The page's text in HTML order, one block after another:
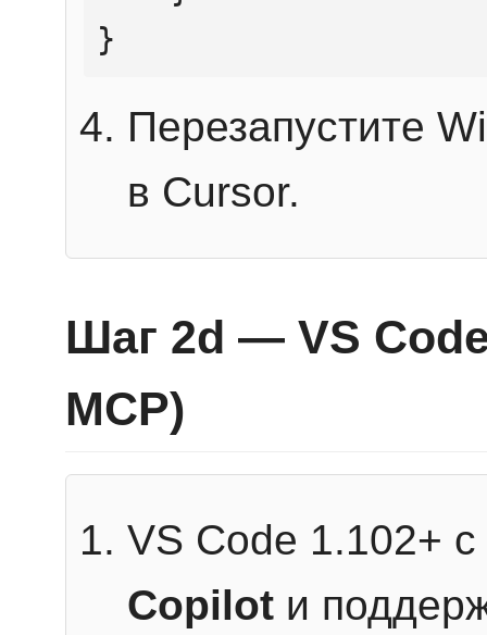
}
Перезапустите
в Cursor.
Шаг 2d — VS
MCP)
VS Code 1.102+
Copilot и